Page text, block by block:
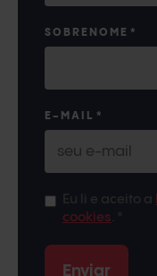
SOBRENOME *
E-MAIL *
cookies